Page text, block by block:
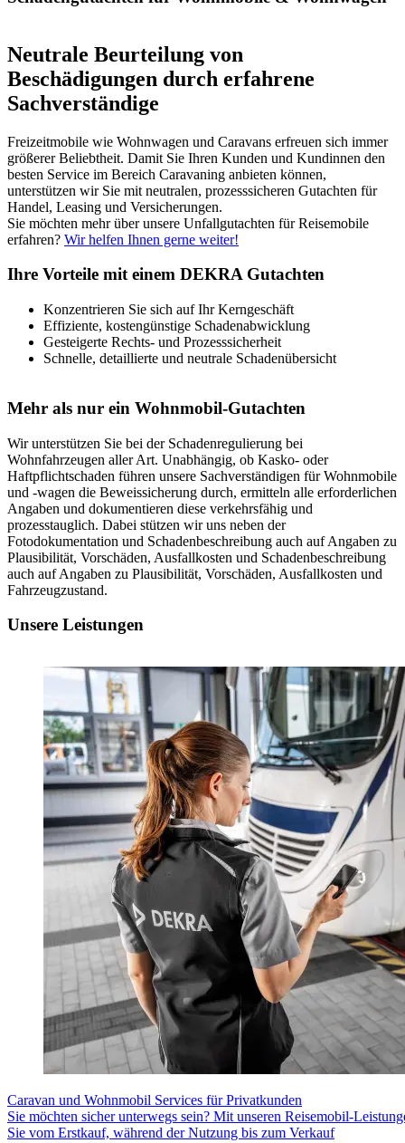
Neutrale Beurteilung von
Beschädigungen durch erfahrene
Sachverständige
Freizeitmobile wie Wohnwagen und Caravans erfreuen sich immer
größerer Beliebtheit. Damit Sie Ihren Kunden und Kundinnen den
besten Service im Bereich Caravaning anbieten können,
unterstützen wir Sie mit neutralen, prozesssicheren Gutachten für
Handel, Leasing und Versicherungen.
Sie möchten mehr über unsere Unfallgutachten für Reisemobile
erfahren? Wir helfen Ihnen gerne weiter!
Ihre Vorteile mit einem DEKRA Gutachten
Konzentrieren Sie sich auf Ihr Kerngeschäft
Effiziente, kostengünstige Schadenabwicklung
Gesteigerte Rechts- und Prozesssicherheit
Schnelle, detaillierte und neutrale Schadenübersicht
Mehr als nur ein Wohnmobil-Gutachten
Wir unterstützen Sie bei der Schadenregulierung bei
Wohnfahrzeugen aller Art. Unabhängig, ob Kasko- oder
Haftpflichtschaden führen unsere Sachverständigen für Wohnmobile
und -wagen die Beweissicherung durch, ermitteln alle erforderlichen
Angaben und dokumentieren diese verkehrsfähig und
prozesstauglich. Dabei stützen wir uns neben der
Fotodokumentation und Schadenbeschreibung auch auf Angaben zu
Plausibilität, Vorschäden, Ausfallkosten und Schadenbeschreibung
auch auf Angaben zu Plausibilität, Vorschäden, Ausfallkosten und
Fahrzeugzustand.
Unsere Leistungen
Caravan und Wohnmobil Services für Privatkunden
Sie möchten sicher unterwegs sein? Mit unseren Reisemobil-
Sie vom Erstkauf, während der Nutzung bis zum Verkauf